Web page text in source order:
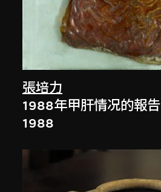
張培力
1988年甲肝情况的報告
1988